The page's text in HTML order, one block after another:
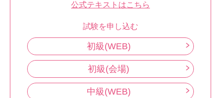
公式テキストはこちら
試験を申し込む
初級(WEB)
初級(会場)
中級(WEB)